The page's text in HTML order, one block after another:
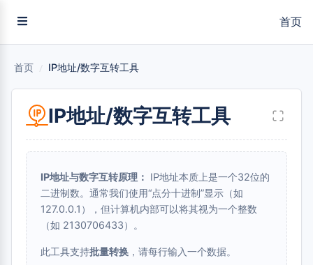
首页
首页 / IP地址/数字互转工具
IP地址/数字互转工具
IP地址与数字互转原理： IP地址本质上是一个32位的
二进制数。通常我们使用“点分十进制”显示（如
127.0.0.1），但计算机内部可以将其视为一个整数
（如 2130706433）。
此工具支持批量转换 ，请每行输入一个数据。